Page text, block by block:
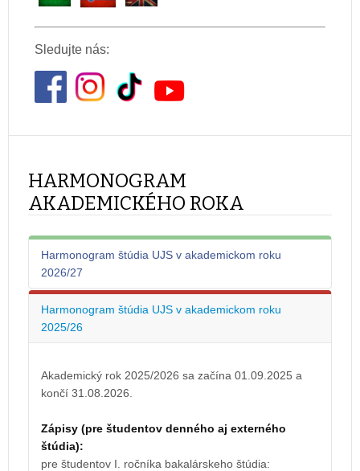
Sledujte nás:
HARMONOGRAM
AKADEMICKÉHO ROKA
Harmonogram štúdia UJS v akademickom roku
2026/27
Akademický rok 2026/2027 sa začína 01.09.2026 a
Zápisy (pre študentov denného aj externého
štúdia):
31.08.2026 – 04.09.2026
elektronický zápis pre študentov vyšších ročníkov: do
06.09.2026
Harmonogram štúdia UJS v akademickom roku
2025/26
Akademický rok 2025/2026 sa začína 01.09.2025 a
končí 31.08.2026.
Zápisy (pre študentov denného aj externého
štúdia):
pre študentov I. ročníka bakalárskeho štúdia: